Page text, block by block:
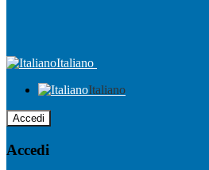
Italiano
Italiano
Accedi
Accedi